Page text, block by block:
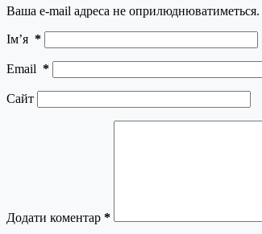
Ваша e-mail адреса не оприлюднюватиметься.
Ім’я *
Email *
Сайт
Додати коментар *